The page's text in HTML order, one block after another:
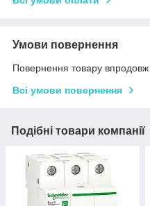
Умови повернення
Повернення товару впродовж
Всі умови повернення
Подібні товари компанії